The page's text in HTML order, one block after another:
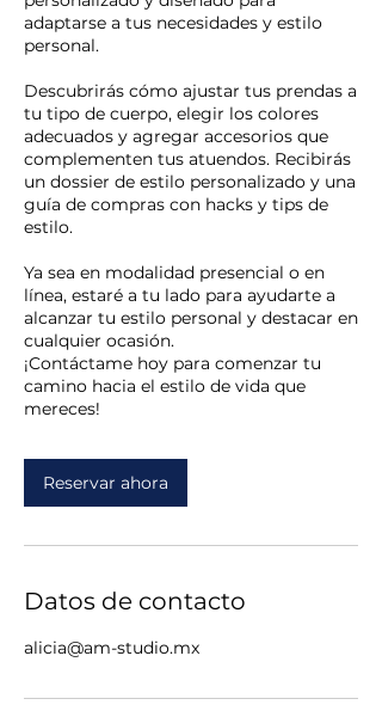
adaptarse a tus necesidades y estilo
personal.
Descubrirás cómo ajustar tus prendas a
tu tipo de cuerpo, elegir los colores
adecuados y agregar accesorios que
complementen tus atuendos. Recibirás
un dossier de estilo personalizado y una
guía de compras con hacks y tips de
estilo.
Ya sea en modalidad presencial o en
línea, estaré a tu lado para ayudarte a
alcanzar tu estilo personal y destacar en
cualquier ocasión.
¡Contáctame hoy para comenzar tu
camino hacia el estilo de vida que
mereces!
Reservar ahora
Datos de contacto
alicia@am-studio.mx